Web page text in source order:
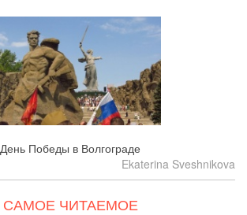
День Победы в Волгограде
Ekaterina Sveshnikova
САМОЕ ЧИТАЕМОЕ